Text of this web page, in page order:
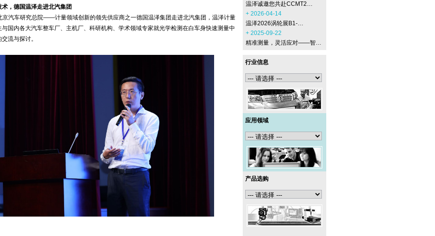
温泽诚邀您共赴CCMT2…
+ 2026-04-14
温泽2026涡轮展B1-…
+ 2025-09-22
精准测量，灵活应对——智…
行业信息
应用领域
产品选购
，德国温泽走进北汽集团
京汽车研究总院——计量领域创新的领先供应商之一德国温泽集团走进北汽集团，温泽计量
国内各大汽车整车厂、主机厂、科研机构、学术领域专家就光学检测在白车身快速测量中
流与探讨。